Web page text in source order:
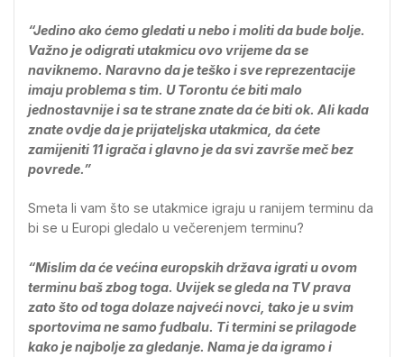
“Jedino ako ćemo gledati u nebo i moliti da bude bolje.
Važno je odigrati utakmicu ovo vrijeme da se
naviknemo. Naravno da je teško i sve reprezentacije
imaju problema s tim. U Torontu će biti malo
jednostavnije i sa te strane znate da će biti ok. Ali kada
znate ovdje da je prijateljska utakmica, da ćete
zamijeniti 11 igrača i glavno je da svi završe meč bez
povrede.”
Smeta li vam što se utakmice igraju u ranijem terminu da
bi se u Europi gledalo u večerenjem terminu?
“Mislim da će većina europskih država igrati u ovom
terminu baš zbog toga. Uvijek se gleda na TV prava
zato što od toga dolaze najveći novci, tako je u svim
sportovima ne samo fudbalu. Ti termini se prilagode
kako je najbolje za gledanje. Nama je da igramo i